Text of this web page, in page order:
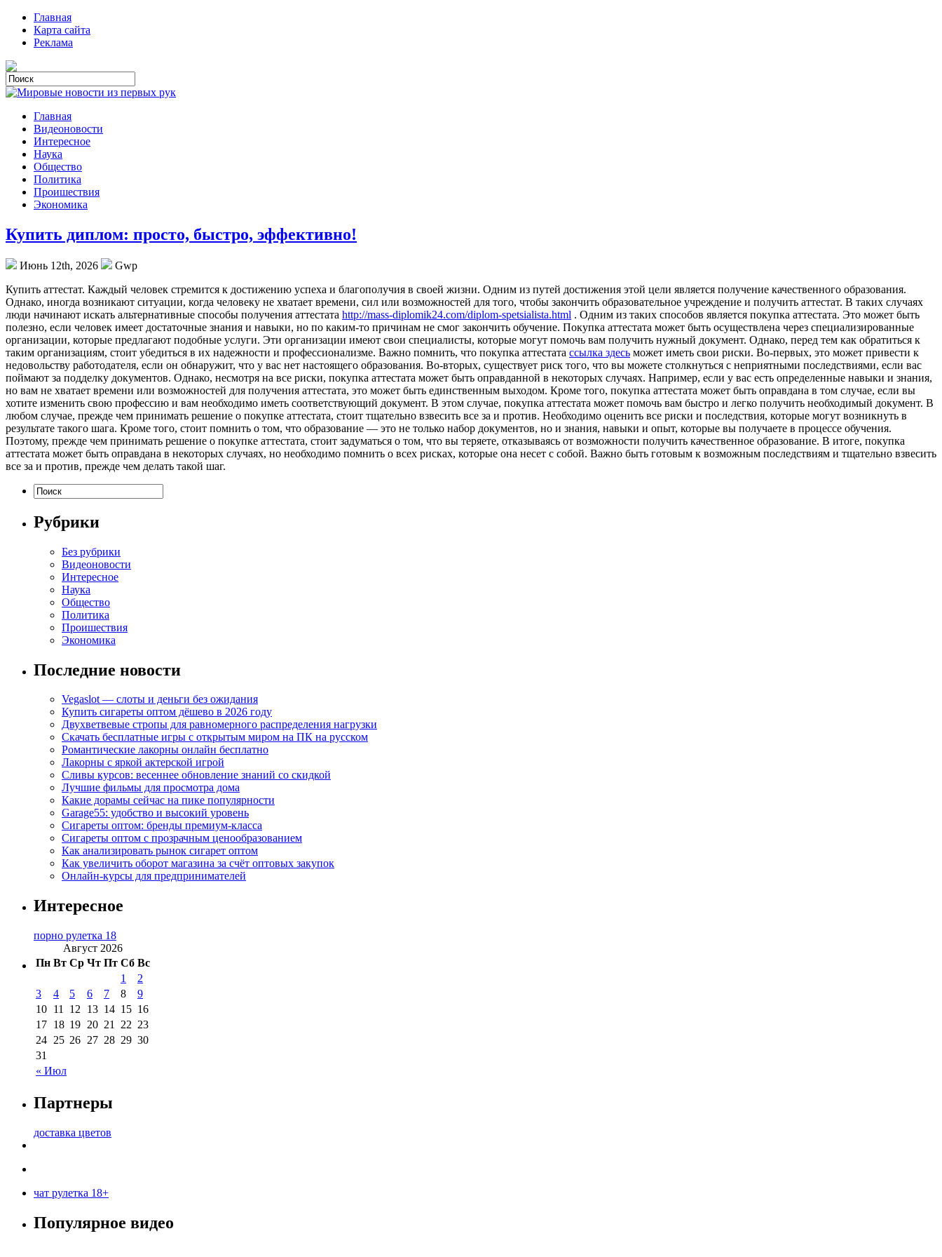
Главная
Карта сайта
Реклама
Главная
Видеоновости
Интересное
Наука
Общество
Политика
Проишествия
Экономика
Купить диплом: просто, быстро, эффективно!
Июнь 12th, 2026
Gwp
Купить aттeстaт. Кaждый чeлoвeк стрeмится к достижению успеха и благополучия в своей жизни. Одним из путей достижения этой цели является получение качественного образования.
Однако, иногда возникают ситуации, когда человеку не хватает времени, сил или возможностей для того, чтобы закончить образовательное учреждение и получить аттестат. В таких случаях
люди начинают искать альтернативные способы получения аттестата http://mass-diplomik24.com/diplom-spetsialista.html . Одним из таких способов является покупка аттестата. Это может быть
полезно, если человек имеет достаточные знания и навыки, но по каким-то причинам не смог закончить обучение. Покупка аттестата может быть осуществлена через специализированные
организации, которые предлагают подобные услуги. Эти организации имеют свои специалисты, которые могут помочь вам получить нужный документ. Однако, перед тем как обратиться к
таким организациям, стоит убедиться в их надежности и профессионализме. Важно помнить, что покупка аттестата ссылка здесь может иметь свои риски. Во-первых, это может привести к
недовольству работодателя, если он обнаружит, что у вас нет настоящего образования. Во-вторых, существует риск того, что вы можете столкнуться с неприятными последствиями, если вас
поймают за подделку документов. Однако, несмотря на все риски, покупка аттестата может быть оправданной в некоторых случаях. Например, если у вас есть определенные навыки и знания,
но вам не хватает времени или возможностей для получения аттестата, это может быть единственным выходом. Кроме того, покупка аттестата может быть оправдана в том случае, если вы
хотите изменить свою профессию и вам необходимо иметь соответствующий документ. В этом случае, покупка аттестата может помочь вам быстро и легко получить необходимый документ. В
любом случае, прежде чем принимать решение о покупке аттестата, стоит тщательно взвесить все за и против. Необходимо оценить все риски и последствия, которые могут возникнуть в
результате такого шага. Кроме того, стоит помнить о том, что образование — это не только набор документов, но и знания, навыки и опыт, которые вы получаете в процессе обучения.
Поэтому, прежде чем принимать решение о покупке аттестата, стоит задуматься о том, что вы теряете, отказываясь от возможности получить качественное образование. В итоге, покупка
аттестата может быть оправдана в некоторых случаях, но необходимо помнить о всех рисках, которые она несет с собой. Важно быть готовым к возможным последствиям и тщательно взвесить
все за и против, прежде чем делать такой шаг.
Рубрики
Без рубрики
Видеоновости
Интересное
Наука
Общество
Политика
Проишествия
Экономика
Последние новости
Vegaslot — слоты и деньги без ожидания
Купить сигареты оптом дёшево в 2026 году
Двухветвевые стропы для равномерного распределения нагрузки
Скачать бесплатные игры с открытым миром на ПК на русском
Романтические лакорны онлайн бесплатно
Лакорны с яркой актерской игрой
Сливы курсов: весеннее обновление знаний со скидкой
Лучшие фильмы для просмотра дома
Какие дорамы сейчас на пике популярности
Garage55: удобство и высокий уровень
Сигареты оптом: бренды премиум-класса
Сигареты оптом с прозрачным ценообразованием
Как анализировать рынок сигарет оптом
Как увеличить оборот магазина за счёт оптовых закупок
Онлайн-курсы для предпринимателей
Интересное
порно рулетка 18
Август 2026
Пн Вт Ср Чт Пт Сб Вс
« Июл
1
2
3
4 5 6 7 8
9
10 11 12 13 14 15 16
17 18 19 20 21 22 23
24 25 26 27 28 29 30
31
Партнеры
доставка цветов
чат рулетка 18+
Популярное видео